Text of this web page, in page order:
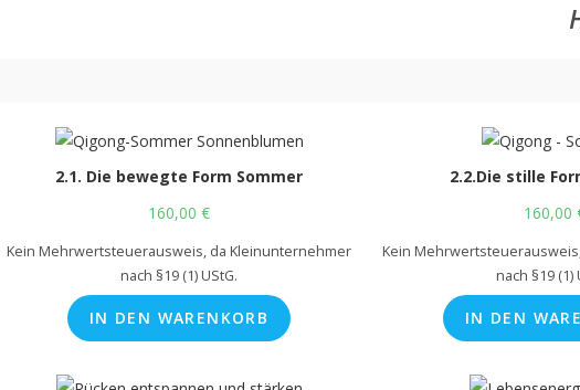
2.1. Die bewegte Form Sommer
160,00 €
Kein Mehrwertsteuerausweis, da Kleinunternehmer
nach §19 (1) UStG.
IN DEN WARENKORB
2.2.Die stille
160,00
Kein
nach §19 (1)
IN DEN